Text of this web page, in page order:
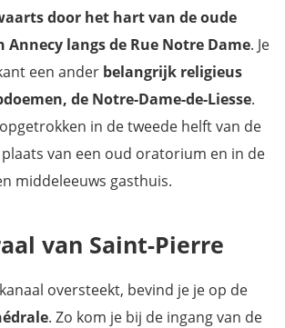
door het hart van de oude
langs de Rue Notre Dame. Je
een ander belangrijk religieus
de Notre-Dame-de-Liesse.
in de tweede helft van de
van een oud oratorium en in de
middeleeuws gasthuis.
van Saint-Pierre
oversteekt, bevind je je op de
. Zo kom je bij de ingang van de